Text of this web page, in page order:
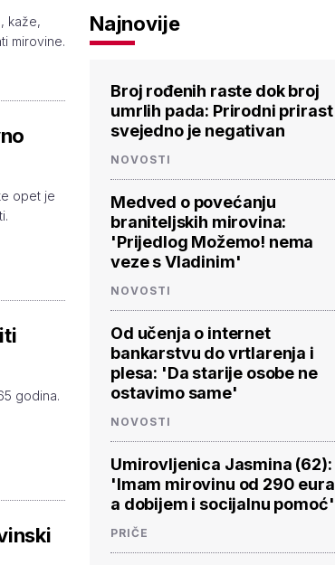
kaže,
mirovine.
opet je
godina.
Najnovije
Broj rođenih raste dok broj
umrlih pada: Prirodni prirast
svejedno je negativan
NOVOSTI
Medved o povećanju
braniteljskih mirovina:
'Prijedlog Možemo! nema
veze s Vladinim'
NOVOSTI
Od učenja o internet
bankarstvu do vrtlarenja i
plesa: 'Da starije osobe ne
ostavimo same'
NOVOSTI
Umirovljenica Jasmina (62):
'Imam mirovinu od 290 eura,
a dobijem i socijalnu pomoć'
PRIČE